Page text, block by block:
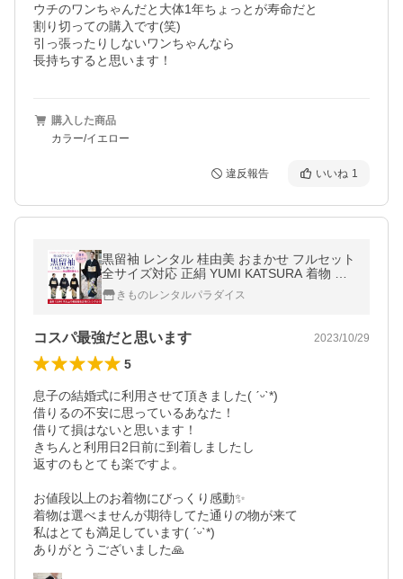
ウチのワンちゃんだと大体1年ちょっとが寿命だと
割り切っての購入です(笑)
引っ張ったりしないワンちゃんなら
長持ちすると思います！
購入した商品
カラー/イエロー
違反報告 いいね 1
黒留袖 レンタル 桂由美 おまかせ フルセット
全サイズ対応 正絹 YUMI KATSURA 着物 結
婚式 披露宴 留袖 母親 親族
きものレンタルパラダイス
コスパ最強だと思います 2023/10/29
5
息子の結婚式に利用させて頂きました( ˊᵕˋ*)
借りるの不安に思っているあなた！
借りて損はないと思います！
きちんと利用日2日前に到着しましたし
返すのもとても楽ですよ。
お値段以上のお着物にびっくり感動✨️
着物は選べませんが期待してた通りの物が来て
私はとても満足しています( ˊᵕˋ*)
ありがとうございました🙏